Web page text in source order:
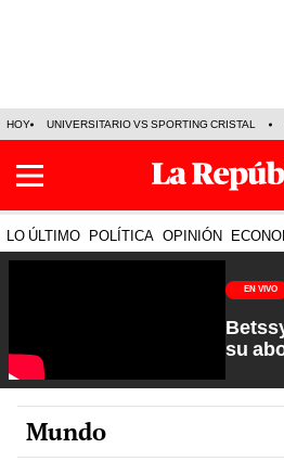
HOY UNIVERSITARIO VS SPORTING CRISTAL
LO ÚLTIMO POLÍTICA OPINIÓN
EN VIVO
su
Mundo